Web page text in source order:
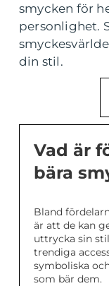
smycken för
personlighet.
din stil.
Vad är
bära
Bland
är att de kan
uttrycka sin
trendiga
symboliska
som bär dem.